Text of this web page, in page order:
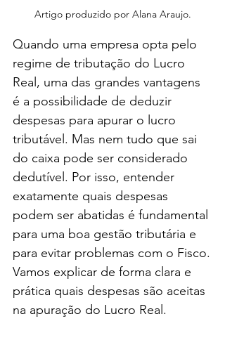
Artigo produzido por Alana Araujo.
Quando uma empresa opta pelo
regime de tributação do Lucro
Real, uma das grandes vantagens
é a possibilidade de deduzir
despesas para apurar o lucro
tributável. Mas nem tudo que sai
do caixa pode ser considerado
dedutível. Por isso, entender
exatamente quais despesas
podem ser abatidas é fundamental
para uma boa gestão tributária e
para evitar problemas com o Fisco.
Vamos explicar de forma clara e
prática quais despesas são aceitas
na apuração do Lucro Real.